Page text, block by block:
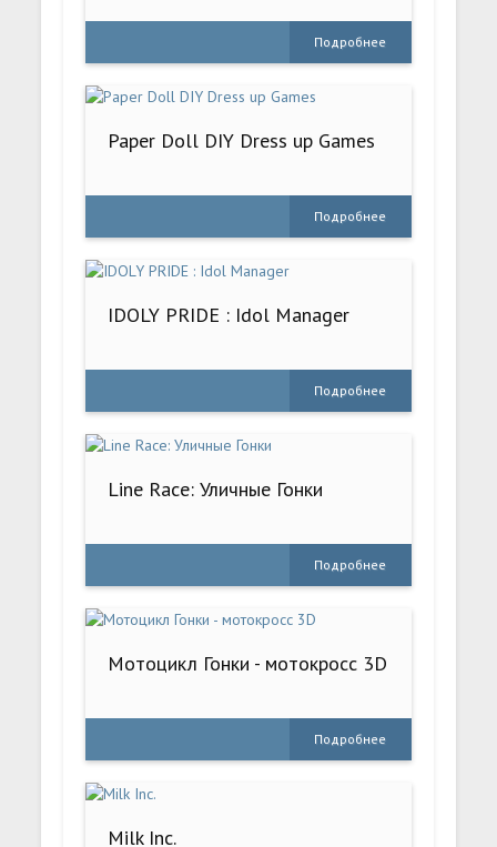
Подробнее
Paper Doll DIY Dress up Games
Подробнее
IDOLY PRIDE : Idol Manager
Подробнее
Line Race: Уличные Гонки
Подробнее
Мотоцикл Гонки - мотокросс 3D
Подробнее
Milk Inc.